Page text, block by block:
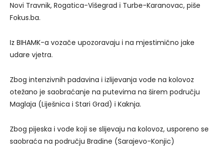
Novi Travnik, Rogatica-Višegrad i Turbe-Karanovac, piše
Fokus.ba.
Iz BIHAMK-a vozače upozoravaju i na mjestimično jake
udare vjetra.
Zbog intenzivnih padavina i izlijevanja vode na kolovoz
otežano je saobraćanje na putevima na širem području
Maglaja (Liješnica i Stari Grad) i Kaknja.
Zbog pijeska i vode koji se slijevaju na kolovoz, usporeno se
saobraća na području Bradine (Sarajevo-Konjic)